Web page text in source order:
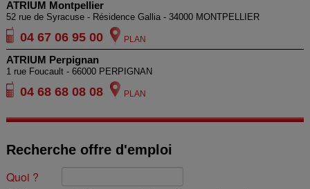
ATRIUM Montpellier
52 rue de Syracuse - Résidence Gallia - 34000 MONTPELLIER
04 67 06 95 00 PLAN
ATRIUM Perpignan
1 rue Foucault - 66000 PERPIGNAN
04 68 68 08 08 PLAN
Recherche offre d'emploi
Quoi ?